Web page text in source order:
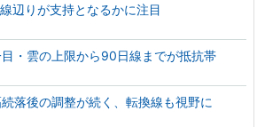
辺りが支持となるかに注目
目・雲の上限から90日線までが抵抗帯
続落後の調整が続く、転換線も視野に